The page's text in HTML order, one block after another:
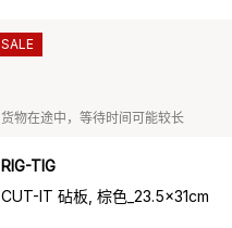
货物在途中，等待时间可能较长
RIG-TIG
CUT-IT 砧板, 棕色_23.5x31cm
SALE